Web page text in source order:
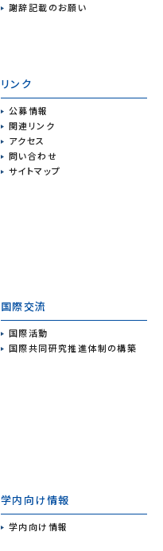
謝辞記載のお願い
リンク
公募情報
関連リンク
アクセス
問い合わせ
サイトマップ
国際交流
国際活動
国際共同研究推進体制の構築
学内向け情報
学内向け情報